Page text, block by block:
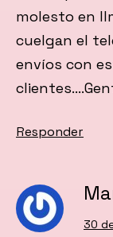
molesto en
cuelgan el
envíos con
Responder
30